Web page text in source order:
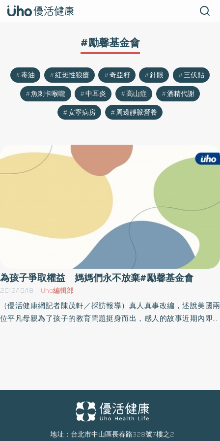
#勵馨基金會
毒油 紅斑性狼瘡 奇亞籽 針眼
三伏貼
魚刺卡喉嚨
中耳炎 高山症
酒精代謝
安寧病房
周邊靜脈營養
為孩子爭取權益 媽媽們永不放棄#勵馨基金會
2012/10/18 Uho編輯部
（優活健康網記者陳茂軒／採訪報導）真人真事改編，述說美國兩
位平凡母親為了孩子的教育問題挺身而出，感人的故事近期內即將
為孩子奉獻的偉大情操。針對電影的內容，勵馨基金會執行長紀惠
容指出，其實弱勢孩童在學校被排擠、教育權受影響的情形，並非
只出現在國外，國內也相當常見。紀惠容認為，僵化的教育體制會
地址：台北市中山區長春路328號7樓之2